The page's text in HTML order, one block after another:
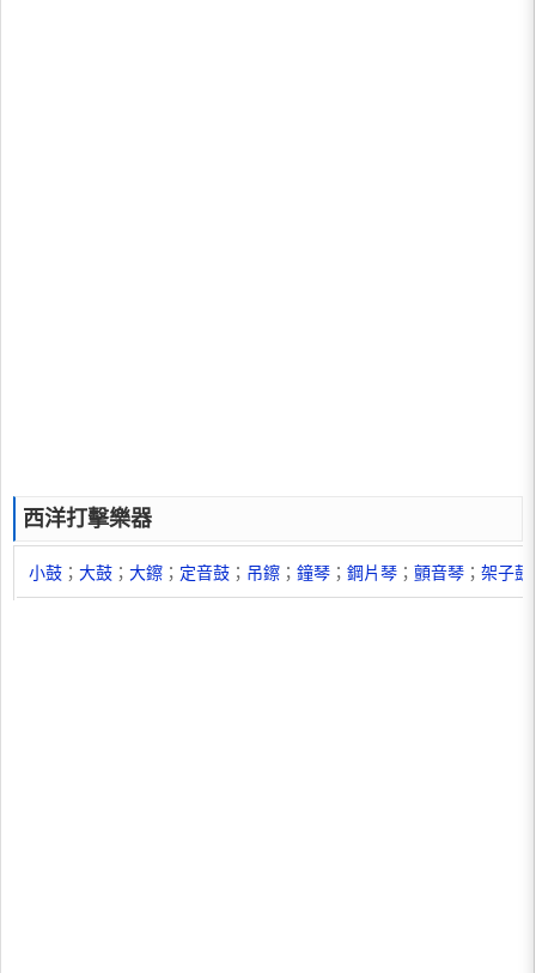
西洋打擊樂器
小鼓 ； 大鼓 ； 大鑔 ； 定音鼓 ； 吊鑔 ； 鐘琴 ； 鋼片琴 ； 顫音琴 ； 架子鼓